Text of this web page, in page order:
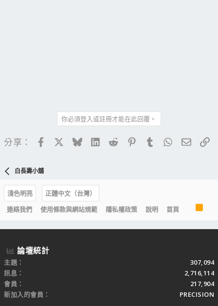
你必須登入或註冊才能在此回覆。
分享： FacebookBlueskyLinkedIn
Reddit PinterestTumblrWhatsApp
電子
白長壽小舖
淺色明亮
正體中文（台灣）
連絡我們
使用條款與網站規範 隱私權政策 說明 首頁
S
論壇統計
主題
307,094
訊息
2,716,114
會員
217,904
新加入的會員
PRECISION